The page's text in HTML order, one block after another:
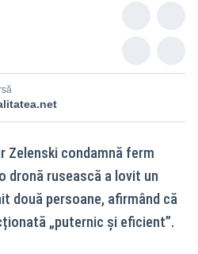
Zelenski condamnă ferm
dronă rusească a lovit un
două persoane, afirmând că
„puternic și eficient”.